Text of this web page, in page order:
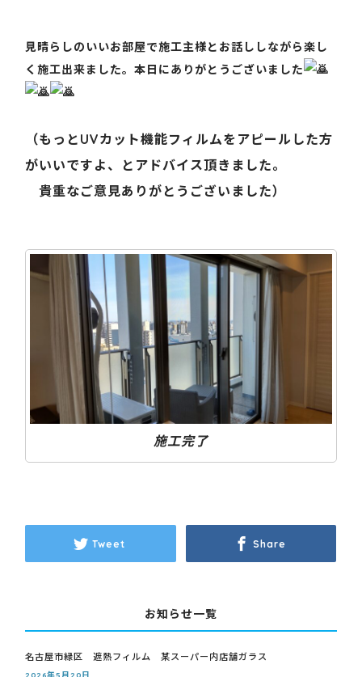
見晴らしのいいお部屋で施工主様とお話ししながら楽し
く施工出来ました。本日にありがとうございました
（もっとUVカット機能フィルムをアピールした方
がいいですよ、とアドバイス頂きました。
貴重なご意見ありがとうございました）
施工完了
Tweet Share
お知らせ一覧
名古屋市緑区 遮熱フィルム 某スーパー内店舗ガラス
2026年5月20日